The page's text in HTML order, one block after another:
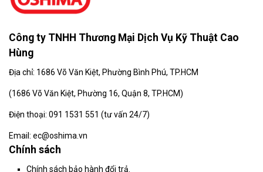
Công ty TNHH Thương Mại Dịch Vụ Kỹ Thuật Cao
Hùng
Địa chỉ: 1686 Võ Văn Kiệt, Phường Bình Phú, TP.HCM
(1686 Võ Văn Kiệt, Phường 16, Quận 8, TP.HCM)
Điện thoại: 091 1531 551 (tư vấn 24/7)
Email: ec@oshima.vn
Chính sách
Chính sách bảo hành đổi trả.